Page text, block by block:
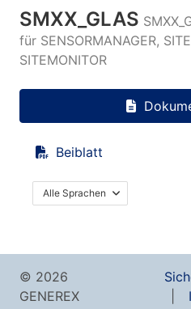
SMXX_GLAS
für SENSORMANAGER,
SITEMONITOR
Beiblatt
Alle Sprachen
© 2026
GENEREX